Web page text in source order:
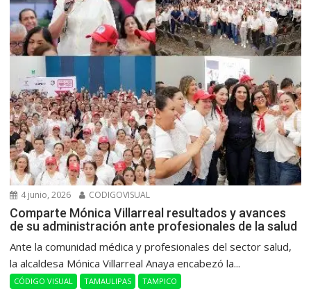
4 junio, 2026 CODIGOVISUAL
Comparte Mónica Villarreal resultados y avances
de su administración ante profesionales de la salud
Ante la comunidad médica y profesionales del sector salud,
la alcaldesa Mónica Villarreal Anaya encabezó la...
CÓDIGO VISUAL TAMAULIPAS TAMPICO